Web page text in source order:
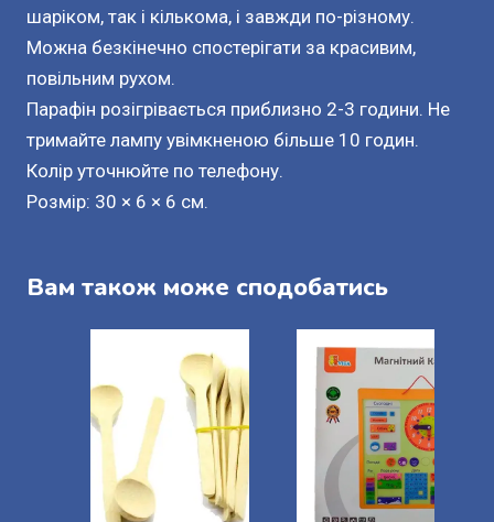
шаріком, так і кількома, і завжди по-різному.
Можна безкінечно спостерігати за красивим,
повільним рухом.
Парафін розігрівається приблизно 2-3 години. Не
тримайте лампу увімкненою більше 10 годин.
Колір уточнюйте по телефону.
Розмір: 30 × 6 × 6 см.
Вам також може сподобатись